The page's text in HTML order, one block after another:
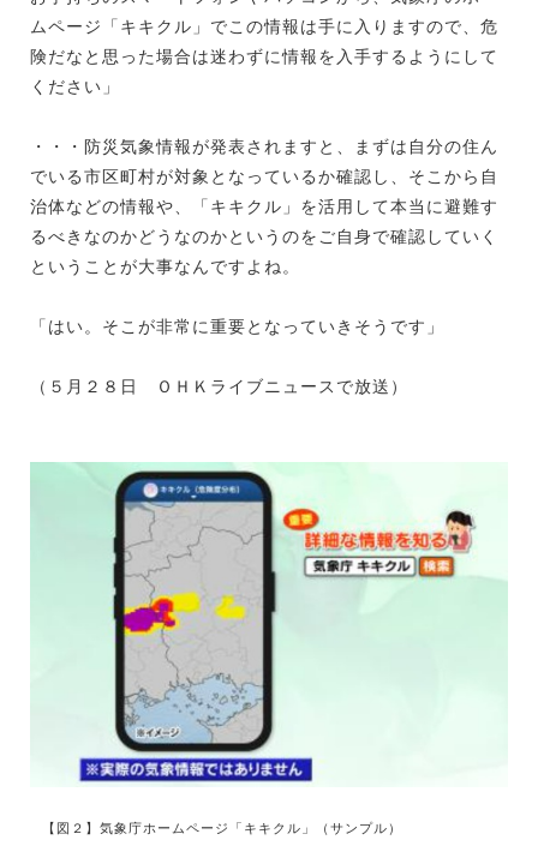
ムページ「キキクル」でこの情報は手に入りますので、危
険だなと思った場合は迷わずに情報を入手するようにして
ください」
・・・防災気象情報が発表されますと、まずは自分の住ん
でいる市区町村が対象となっているか確認し、そこから自
治体などの情報や、「キキクル」を活用して本当に避難す
るべきなのかどうなのかというのをご自身で確認していく
ということが大事なんですよね。
「はい。そこが非常に重要となっていきそうです」
（５月２８日 ＯＨＫライブニュースで放送）
【図２】気象庁ホームページ「キキクル」（サンプル）